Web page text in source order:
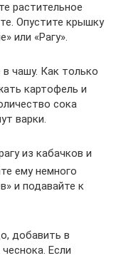
растительное
Опустите крышку
или «Рагу».
чашу. Как только
картофель и
сока
варки.
из кабачков и
ему немного
и подавайте к
добавить в
Если